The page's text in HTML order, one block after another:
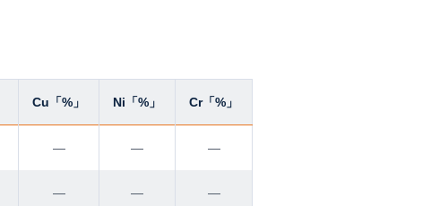
Cu「%」 Ni「%」 Cr「%」
— — —
— — —